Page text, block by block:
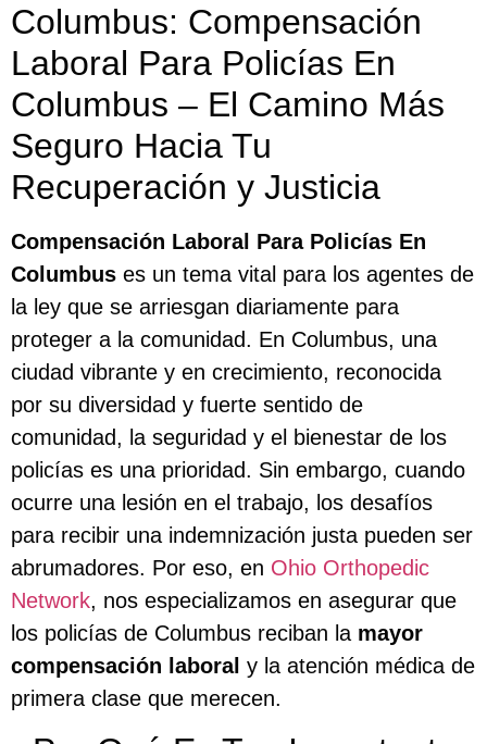
Columbus: Compensación
Laboral Para Policías En
Columbus – El Camino Más
Seguro Hacia Tu
Recuperación y Justicia
Compensación Laboral Para Policías En
Columbus es un tema vital para los agentes de
la ley que se arriesgan diariamente para
proteger a la comunidad. En Columbus, una
ciudad vibrante y en crecimiento, reconocida
por su diversidad y fuerte sentido de
comunidad, la seguridad y el bienestar de los
policías es una prioridad. Sin embargo, cuando
ocurre una lesión en el trabajo, los desafíos
para recibir una indemnización justa pueden ser
abrumadores. Por eso, en Ohio Orthopedic
Network, nos especializamos en asegurar que
los policías de Columbus reciban la mayor
compensación laboral y la atención médica de
primera clase que merecen.